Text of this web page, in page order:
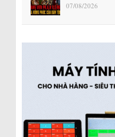
07/08/2026